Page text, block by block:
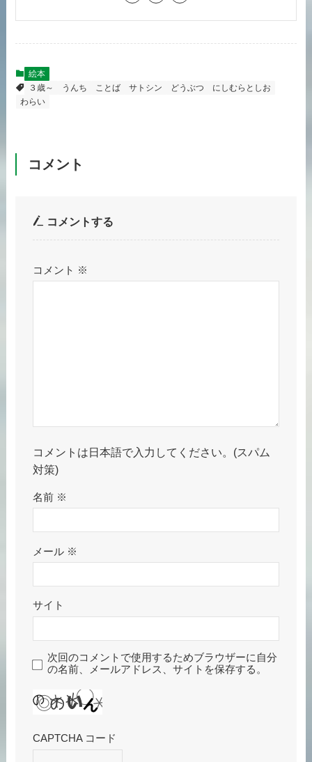
絵本
３歳～
うんち ことば サトシン どうぶつ
にしむらとしお
わらい
コメント
コメントする
コメント ※
コメントは日本語で入力してください。(スパム
対策)
名前 ※
メール ※
サイト
次回のコメントで使用するためブラウザーに自分
の名前、メールアドレス、サイトを保存する。
CAPTCHA コード